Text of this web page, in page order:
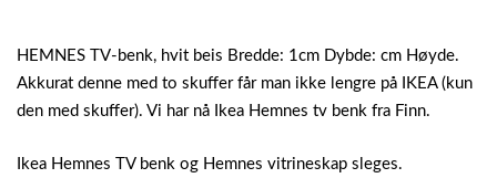
HEMNES TV-benk, hvit beis Bredde: 1cm Dybde: cm Høyde.
Akkurat denne med to skuffer får man ikke lengre på IKEA (kun
den med skuffer). Vi har nå Ikea Hemnes tv benk fra Finn.
Ikea Hemnes TV benk og Hemnes vitrineskap sleges.